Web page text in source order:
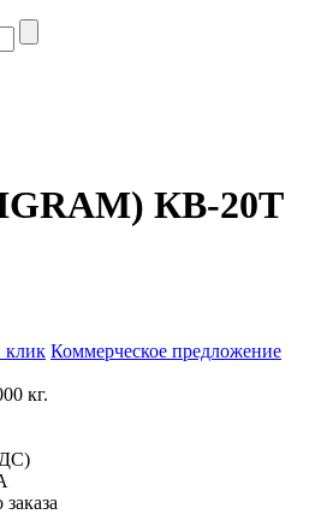
КВ-20Т
клик Коммерческое предложение
кг.